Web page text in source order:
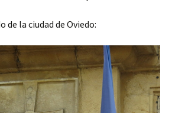
de la ciudad de Oviedo: